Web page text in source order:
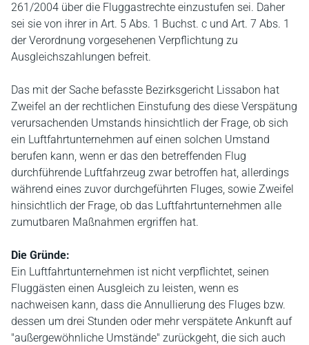
261/2004 über die Fluggastrechte einzustufen sei. Daher
sei sie von ihrer in Art. 5 Abs. 1 Buchst. c und Art. 7 Abs. 1
der Verordnung vorgesehenen Verpflichtung zu
Ausgleichszahlungen befreit.
Das mit der Sache befasste Bezirksgericht Lissabon hat
Zweifel an der rechtlichen Einstufung des diese Verspätung
verursachenden Umstands hinsichtlich der Frage, ob sich
ein Luftfahrtunternehmen auf einen solchen Umstand
berufen kann, wenn er das den betreffenden Flug
durchführende Luftfahrzeug zwar betroffen hat, allerdings
während eines zuvor durchgeführten Fluges, sowie Zweifel
hinsichtlich der Frage, ob das Luftfahrtunternehmen alle
zumutbaren Maßnahmen ergriffen hat.
Die Gründe:
Ein Luftfahrtunternehmen ist nicht verpflichtet, seinen
Fluggästen einen Ausgleich zu leisten, wenn es
nachweisen kann, dass die Annullierung des Fluges bzw.
dessen um drei Stunden oder mehr verspätete Ankunft auf
"außergewöhnliche Umstände" zurückgeht, die sich auch